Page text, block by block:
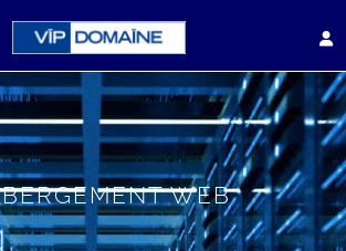
WEB